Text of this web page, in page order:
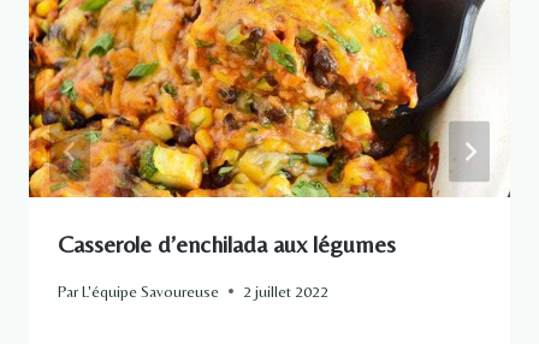
Casserole d’enchilada aux légumes
ParL'équipe Savoureuse 2 juillet 2022